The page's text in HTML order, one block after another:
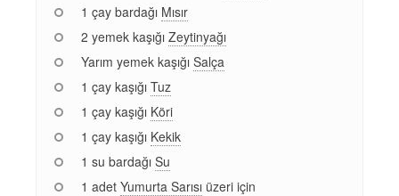
1 çay bardağı Mısır
2 yemek kaşığı Zeytinyağı
Yarım yemek kaşığı Salça
1 çay kaşığı Tuz
1 çay kaşığı Köri
1 çay kaşığı Kekik
1 su bardağı Su
1 adet Yumurta Sarısı üzeri için